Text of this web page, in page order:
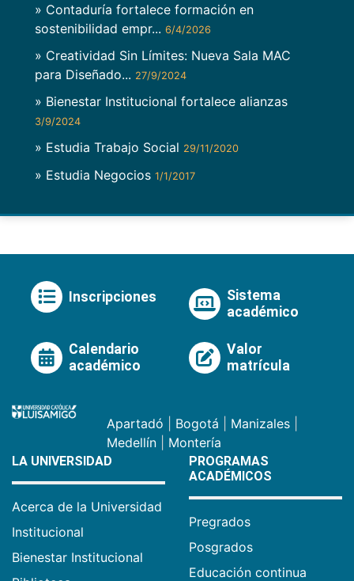
» Contaduría fortalece formación en
sostenibilidad empr... 6/4/2026
» Creatividad Sin Límites: Nueva Sala MAC
para Diseñado... 27/9/2024
» Bienestar Institucional fortalece alianzas
3/9/2024
» Estudia Trabajo Social 29/11/2020
» Estudia Negocios 1/1/2017
Inscripciones
Sistema
académico
Calendario
académico
Valor
matrícula
Apartadó Bogotá Manizales
Medellín
Montería
LA UNIVERSIDAD
Acerca de la Universidad
Institucional
Bienestar Institucional
PROGRAMAS
ACADÉMICOS
Pregrados
Posgrados
Educación continua